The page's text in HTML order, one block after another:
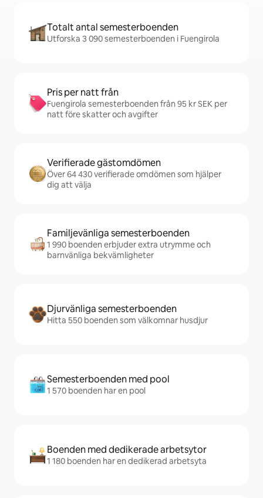
Totalt antal semesterboenden
Utforska 3 090 semesterboenden i Fuengirola
Pris per natt från
Fuengirola semesterboenden från 95 kr SEK per
natt före skatter och avgifter
Verifierade gästomdömen
Över 64 430 verifierade omdömen som hjälper
dig att välja
Familjevänliga semesterboenden
1 990 boenden erbjuder extra utrymme och
barnvänliga bekvämligheter
Djurvänliga semesterboenden
Hitta 550 boenden som välkomnar husdjur
Semesterboenden med pool
1 570 boenden har en pool
Boenden med dedikerade arbetsytor
1 180 boenden har en dedikerad arbetsyta